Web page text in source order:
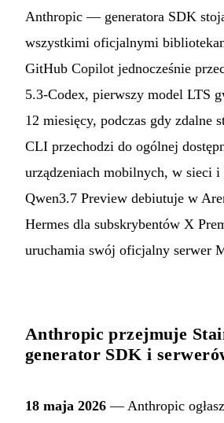
Anthropic — generatora SDK
wszystkimi oficjalnymi
GitHub Copilot jednocześnie
5.3-Codex, pierwszy model LTS
12 miesięcy, podczas gdy zdalne
CLI przechodzi do ogólnej
urządzeniach mobilnych, w sieci
Qwen3.7 Preview debiutuje w
Hermes dla subskrybentów X
uruchamia swój oficjalny serwer
Anthropic przejmuje
generator SDK i
18 maja 2026 — Anthropic